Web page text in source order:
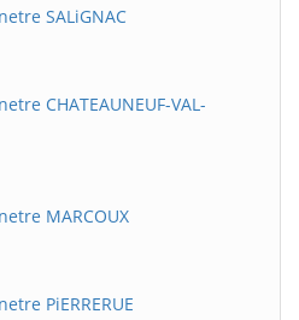
SALiGNAC
CHATEAUNEUF-VAL-
MARCOUX
PiERRERUE